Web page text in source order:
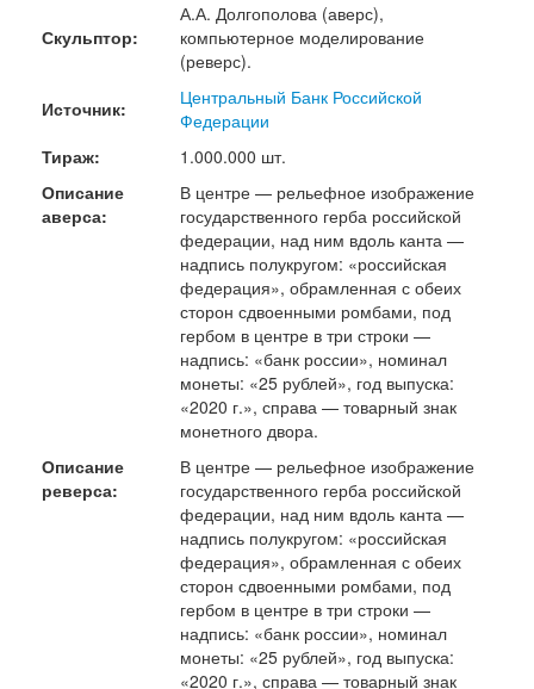
Скульптор:
А.А. Долгополова (аверс),
компьютерное моделирование
(реверс).
Источник:
Центральный Банк Российской
Федерации
Тираж:
1.000.000 шт.
Описание
аверса:
В центре — рельефное изображение
государственного герба российской
федерации, над ним вдоль канта —
надпись полукругом: «российская
федерация», обрамленная с обеих
сторон сдвоенными ромбами, под
гербом в центре в три строки —
надпись: «банк россии», номинал
монеты: «25 рублей», год выпуска:
«2020 г.», справа — товарный знак
монетного двора.
Описание
реверса:
В центре — рельефное изображение
государственного герба российской
федерации, над ним вдоль канта —
надпись полукругом: «российская
федерация», обрамленная с обеих
сторон сдвоенными ромбами, под
гербом в центре в три строки —
надпись: «банк россии», номинал
монеты: «25 рублей», год выпуска:
«2020 г.», справа — товарный знак